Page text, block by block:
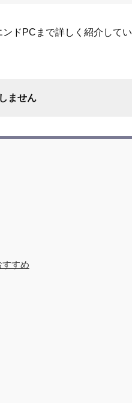
ドPCまで詳しく紹介して
ません
すめ